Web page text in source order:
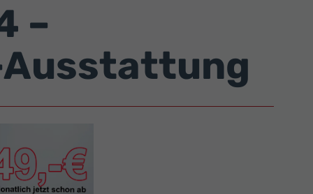
–
Ausstattung